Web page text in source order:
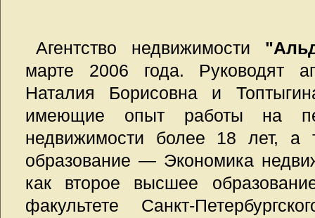
Агентство недвижимости
марте 2006 года. Руководят
Наталия Борисовна и
имеющие опыт работы на
недвижимости более 18 лет, а
образование — Экономика
как второе высшее
факультете Санкт-